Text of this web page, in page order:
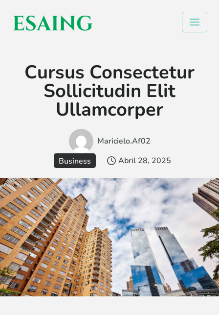
Skip
Cursus Consectetur
Sollicitudin Elit
Ullamcorper
Maricielo.af02
Business
Abril 28, 2025